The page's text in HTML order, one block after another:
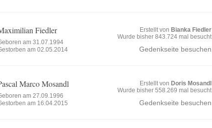
Fiedler
am 31.07.1994
am 02.05.2014
Erstellt von Bianka Fiedler
Wurde bisher 843.724 mal besucht
Gedenkseite besuchen
Marco Mosandl
am 27.09.1996
am 16.04.2015
Erstellt von Doris Mosandl
Wurde bisher 558.269 mal besucht
Gedenkseite besuchen